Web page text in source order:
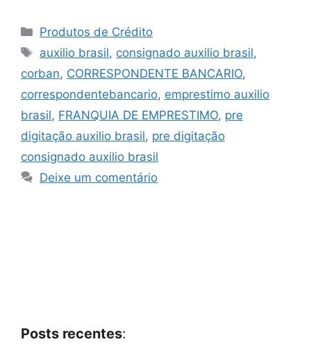
Produtos de Crédito
auxilio brasil, consignado auxilio brasil,
corban, CORRESPONDENTE BANCARIO,
correspondentebancario, emprestimo auxilio
brasil, FRANQUIA DE EMPRESTIMO, pre
digitação auxilio brasil, pre digitação
consignado auxilio brasil
Deixe um comentário
Posts recentes: